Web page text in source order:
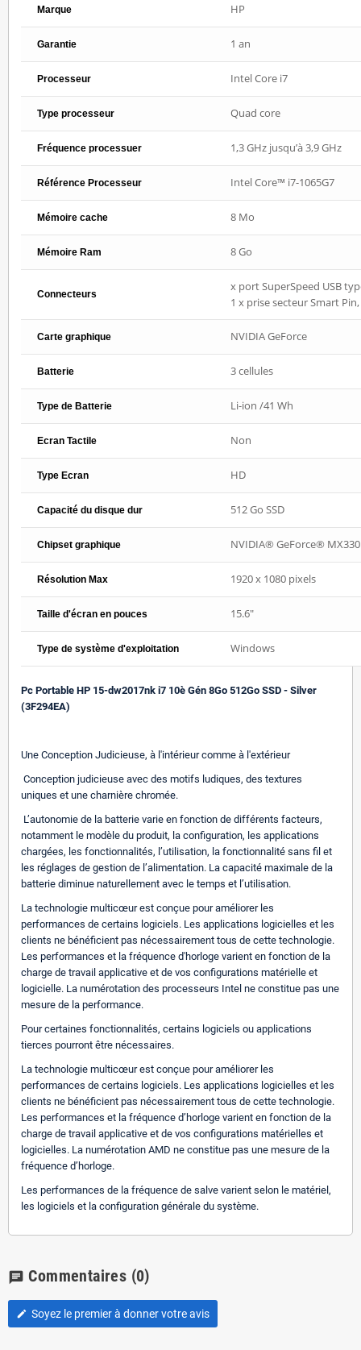
Marque HP
Garantie 1 an
Processeur Intel Core i7
Type processeur Quad core
Fréquence processuer 1,3 GHz jusqu’à 3,9 GHz
Référence Processeur Intel Core™ i7-1065G7
Mémoire cache 8 Mo
Mémoire Ram 8 Go
Connecteurs
x port SuperSpeed USB
1 x prise secteur Smart
Carte graphique NVIDIA GeForce
Batterie 3 cellules
Type de Batterie Li-ion /41 Wh
Ecran Tactile Non
Type Ecran HD
Capacité du disque dur 512 Go SSD
Chipset graphique NVIDIA® GeForce® MX330
Résolution Max 1920 x 1080 pixels
Taille d'écran en pouces 15.6"
Type de système d'exploitation Windows
Pc Portable HP 15-dw2017nk i7 10è Gén 8Go 512Go SSD - Silver
(3F294EA)
Une Conception Judicieuse, à l'intérieur comme à l'extérieur
Conception judicieuse avec des motifs ludiques, des textures
uniques et une charnière chromée.
L’autonomie de la batterie varie en fonction de différents facteurs,
notamment le modèle du produit, la configuration, les applications
chargées, les fonctionnalités, l’utilisation, la fonctionnalité sans fil et
les réglages de gestion de l’alimentation. La capacité maximale de la
batterie diminue naturellement avec le temps et l’utilisation.
La technologie multicœur est conçue pour améliorer les
performances de certains logiciels. Les applications logicielles et les
clients ne bénéficient pas nécessairement tous de cette technologie.
Les performances et la fréquence d'horloge varient en fonction de la
charge de travail applicative et de vos configurations matérielle et
logicielle. La numérotation des processeurs Intel ne constitue pas une
mesure de la performance.
Pour certaines fonctionnalités, certains logiciels ou applications
tierces pourront être nécessaires.
La technologie multicœur est conçue pour améliorer les
performances de certains logiciels. Les applications logicielles et les
clients ne bénéficient pas nécessairement tous de cette technologie.
Les performances et la fréquence d’horloge varient en fonction de la
charge de travail applicative et de vos configurations matérielles et
logicielles. La numérotation AMD ne constitue pas une mesure de la
fréquence d’horloge.
Les performances de la fréquence de salve varient selon le matériel,
les logiciels et la configuration générale du système.
chat Commentaires (0)
edit Soyez le premier à donner votre avis